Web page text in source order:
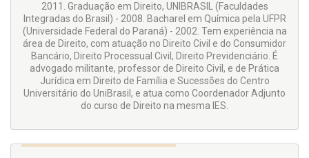
2011. Graduação em Direito, UNIBRASIL (Faculdades
Integradas do Brasil) - 2008. Bacharel em Química pela UFPR
(Universidade Federal do Paraná) - 2002. Tem experiência na
área de Direito, com atuação no Direito Civil e do Consumidor
Bancário, Direito Processual Civil, Direito Previdenciário. É
advogado militante, professor de Direito Civil, e de Prática
Jurídica em Direito de Família e Sucessões do Centro
Universitário do UniBrasil, e atua como Coordenador Adjunto
do curso de Direito na mesma IES.